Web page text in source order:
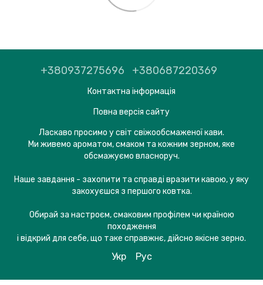
+380937275696 +380687220369
Контактна інформація
Повна версія сайту
Ласкаво просимо у світ свіжообсмаженої кави.
Ми живемо ароматом, смаком та кожним зерном, яке
обсмажуємо власноруч.
Наше завдання - захопити та справді вразити кавою, у яку
закохуєшся з першого ковтка.
Обирай за настроєм, смаковим профілем чи країною
походження
і відкрий для себе, що таке справжнє, дійсно якісне зерно.
Укр Рус